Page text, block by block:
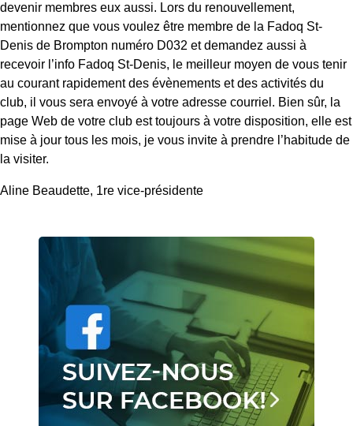
devenir membres eux aussi. Lors du renouvellement,
mentionnez que vous voulez être membre de la Fadoq St-
Denis de Brompton numéro D032 et demandez aussi à
recevoir l’info Fadoq St-Denis, le meilleur moyen de vous tenir
au courant rapidement des évènements et des activités du
club, il vous sera envoyé à votre adresse courriel. Bien sûr, la
page Web de votre club est toujours à votre disposition, elle est
mise à jour tous les mois, je vous invite à prendre l’habitude de
la visiter.
Aline Beaudette, 1re vice-présidente